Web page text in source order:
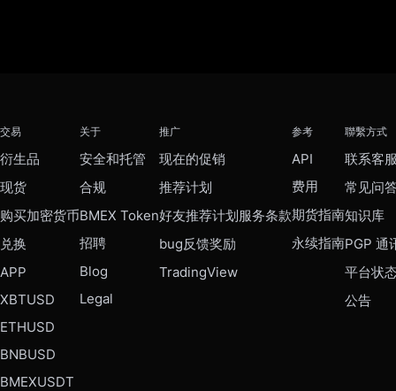
交易
衍生品
现货
购买加密货币
兑换
APP
XBTUSD
ETHUSD
BNBUSD
BMEXUSDT
关于
安全和托管
合规
BMEX Token
招聘
Blog
Legal
推广
现在的促销
推荐计划
好友推荐计划服务条款
bug反馈奖励
TradingView
参考
API
费用
期货指南
永续指南
聯繫方式
联系客
常见问
知识库
PGP 通
平台状
公告